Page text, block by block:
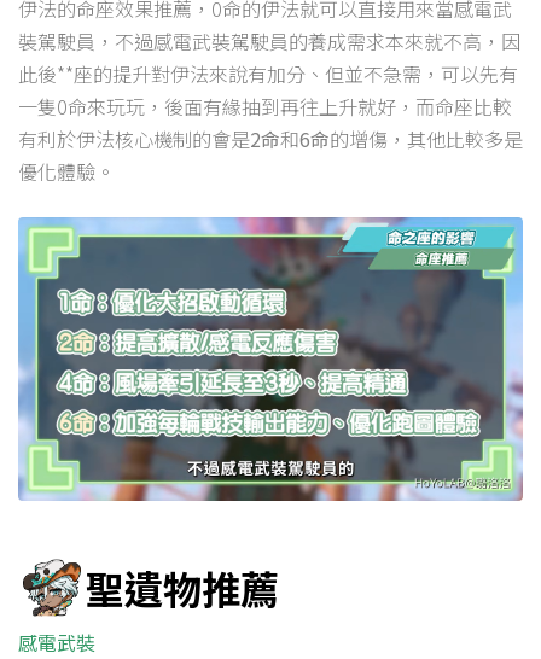
伊法的命座效果推薦，0命的伊法就可以直接用來當感電武
裝駕駛員，不過感電武裝駕駛員的養成需求本來就不高，因
此後**座的提升對伊法來說有加分、但並不急需，可以先有
一隻0命來玩玩，後面有緣抽到再往上升就好，而命座比較
有利於伊法核心機制的會是2命和6命的增傷，其他比較多是
優化體驗。
聖遺物推薦
感電武裝